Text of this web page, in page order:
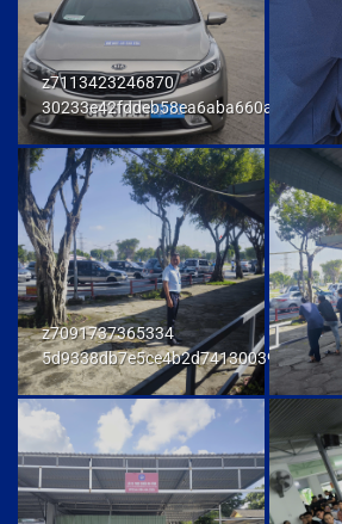
z7113423246870
30233e42fddeb58ea6aba660ab436cb9
z7091737365334
5d9338db7e5ce4b2d741300392f80174